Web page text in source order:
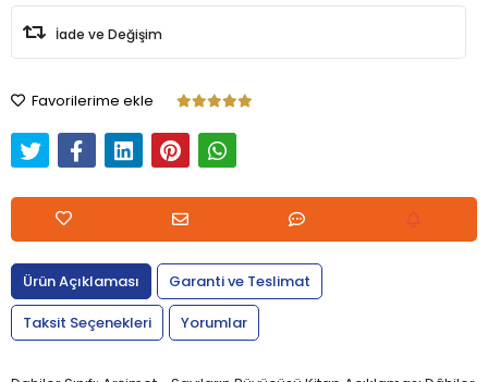
İade ve Değişim
Favorilerime ekle
Ürün Açıklaması
Garanti ve Teslimat
Taksit Seçenekleri
Yorumlar